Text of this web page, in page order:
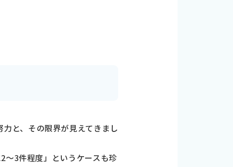
と、その限界が見えてきまし
～3件程度」というケースも珍